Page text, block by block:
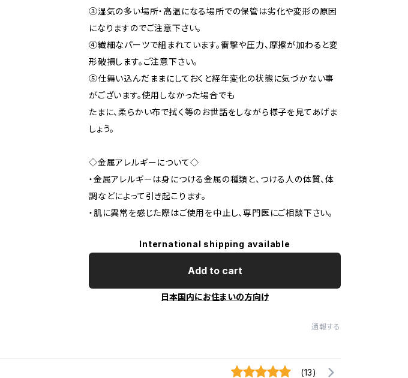
③湿気の多い場所・高温になる場所での保管は劣化や変形の原因
になりますのでご注意下さい。
④繊細なパーツで組まれています。衝撃や圧力、摩擦が加わると変
形破損します。ご注意下さい。
⑤仕舞い込んだままにしておくと経年変化の状態に気づかない事
がございます。使用しなかった場合でも
たまに、柔らかい布で拭く等のお世話をしながら様子を見てあげま
しょう。
◇金属アレルギーについて◇
・金属アレルギーは身につける金属の種類と、つける人の体質、体
調などによって引き起こります。
・肌に異常を感じた際はご使用を中止し、専門医にご相談下さい。
International shipping available
Add to cart
日本国内にお住まいの方向け
通報する
(13)